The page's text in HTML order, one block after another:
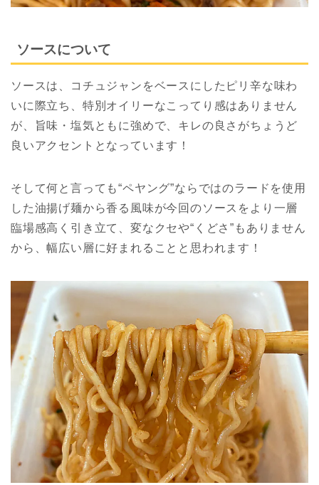
ソースについて
ソースは、コチュジャンをベースにしたピリ辛な味わ
いに際立ち、特別オイリーなこってり感はありません
が、旨味・塩気ともに強めで、キレの良さがちょうど
良いアクセントとなっています！
そして何と言っても“ペヤング”ならではのラードを使用
した油揚げ麺から香る風味が今回のソースをより一層
臨場感高く引き立て、変なクセや“くどさ”もありません
から、幅広い層に好まれることと思われます！